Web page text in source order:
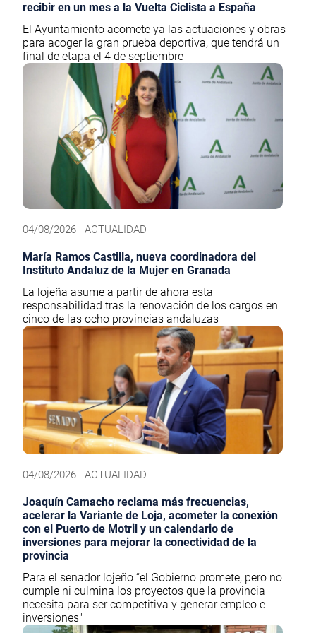
recibir en un mes a la Vuelta Ciclista a España
El Ayuntamiento acomete ya las actuaciones y obras
para acoger la gran prueba deportiva, que tendrá un
final de etapa el 4 de septiembre
04/08/2026 - ACTUALIDAD
María Ramos Castilla, nueva coordinadora del
Instituto Andaluz de la Mujer en Granada
La lojeña asume a partir de ahora esta
responsabilidad tras la renovación de los cargos en
cinco de las ocho provincias andaluzas
04/08/2026 - ACTUALIDAD
Joaquín Camacho reclama más frecuencias,
acelerar la Variante de Loja, acometer la conexión
con el Puerto de Motril y un calendario de
inversiones para mejorar la conectividad de la
provincia
Para el senador lojeño “el Gobierno promete, pero no
cumple ni culmina los proyectos que la provincia
necesita para ser competitiva y generar empleo e
inversiones"